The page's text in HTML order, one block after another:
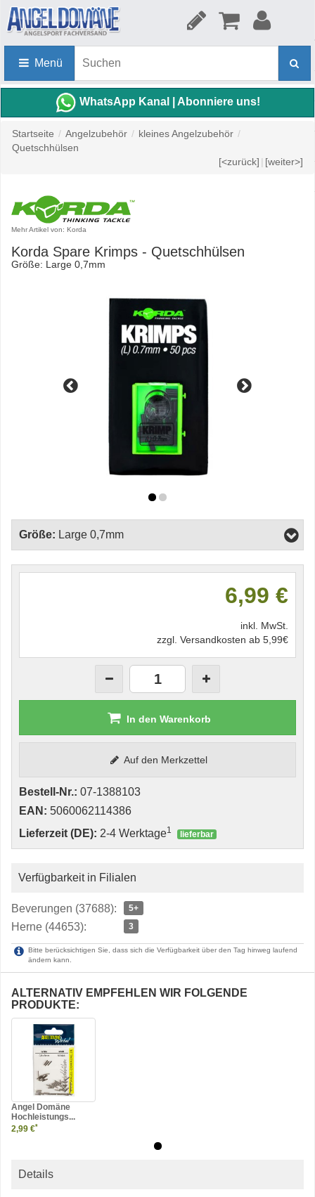
Menü
WhatsApp Kanal | Abonniere uns!
Startseite / Angelzubehör / kleines Angelzubehör /
Quetschhülsen
[<zurück] | [weiter>]
Mehr Artikel von: Korda
Korda Spare Krimps - Quetschhülsen
Größe: Large 0,7mm
Größe: Large 0,7mm
6,99 €
inkl. MwSt.
zzgl. Versandkosten ab 5,99€
In den Warenkorb
Auf den Merkzettel
Bestell-Nr.: 07-1388103
EAN: 5060062114386
Lieferzeit (DE): 2-4 Werktage1 lieferbar
Verfügbarkeit in Filialen
Beverungen (37688): 5+
Herne (44653): 3
Bitte berücksichtigen Sie, dass sich die Verfügbarkeit über den Tag hinweg laufend
ändern kann.
ALTERNATIV EMPFEHLEN WIR FOLGENDE
PRODUKTE:
Angel Domäne
Hochleistungs...
2,99 €*
Details